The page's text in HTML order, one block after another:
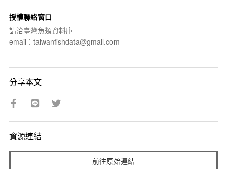
授權聯絡窗口
請洽臺灣魚類資料庫
email：taiwanfishdata@gmail.com
分享本文
資源連結
前往原始連結